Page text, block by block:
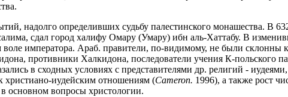
надолго определивших судьбу палестинского монашества. В
сдал город халифу Омару (Умару) ибн аль-Хаттабу. В
императора. Араб. правители, по-видимому, не были склонны
противники Халкидона, последователи учения К-польского
в сходных условиях с представителями др. религий -
христиано-иудейским отношениям (Cameron. 1996), а также рост
основном вопросы христологии.